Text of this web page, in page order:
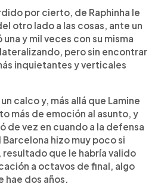
por cierto, de Raphinha le
otro lado a las cosas, ante un
y mil veces con su misma
pero sin encontrar
inquietantes y verticales
calco y, más allá que Lamine
más de emoción al asunto, y
de vez en cuando a la defensa
hizo muy poco si
que le habría valido
a octavos de final, algo
hae dos años.